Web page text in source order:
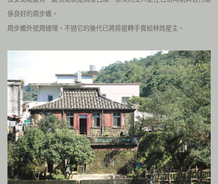
係良好的周步蟾，
周步蟾外號周總理 ，不過它的後代已將房屋轉手賣給林姓屋主，